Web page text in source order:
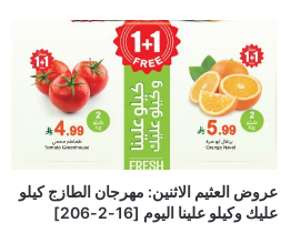
عروض العثيم الاثنين: مهرجان الطازج كيلو
عليك وكيلو علينا اليوم [16-2-206]